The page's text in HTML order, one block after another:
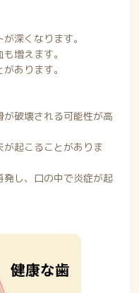
深くなります。
増えます。
あります。
破壊される可能性が高
起こることがありま
し、口の中で炎症が起